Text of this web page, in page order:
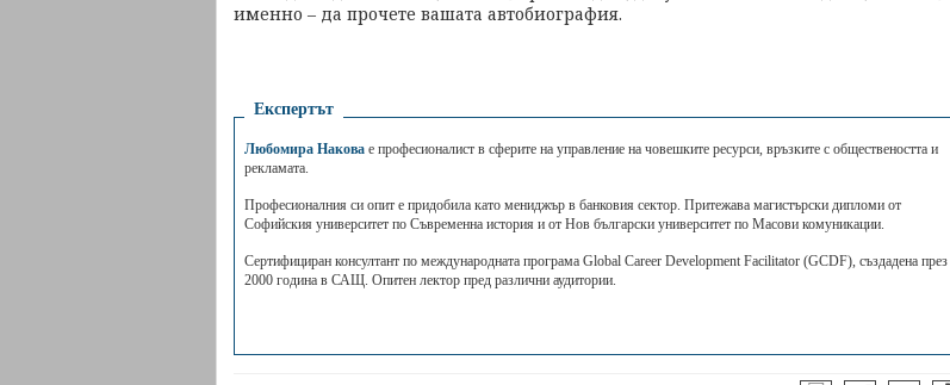
именно – да прочете вашата автобиография.
Експертът
Любомира Накова е професионалист в сферите на управление на човешките ресурси, връзките с обществеността и
рекламата.
Професионалния си опит е придобила като мениджър в банковия сектор. Притежава магистърски дипломи от
Софийския университет по Съвременна история и от Нов български университет по Масови комуникации.
Сертифициран консултант по международната програма Global Career Development Facilitator (GCDF), създадена през
2000 година в САЩ. Опитен лектор пред различни аудитории.